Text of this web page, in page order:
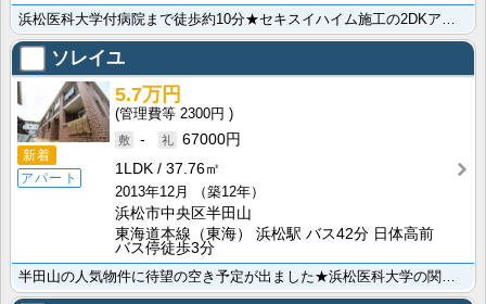
ソレイユ
新着
アパート
5.7万円
2300円
-
67000円
1LDK
37.76㎡
2013年12月
（築12年）
浜松市中央区半田山
東海道本線（東海） 浜松駅 バス42分 日体高前
バス停徒歩3分